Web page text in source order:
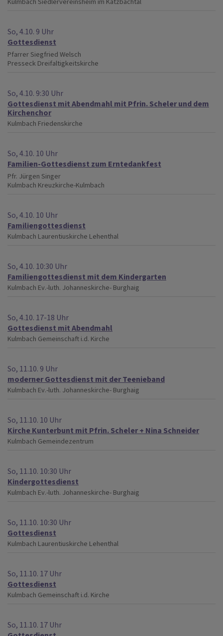
So, 4.10. 9 Uhr
Gottesdienst
Pfarrer Siegfried Welsch
Presseck Dreifaltigkeitskirche
So, 4.10. 9:30 Uhr
Gottesdienst mit Abendmahl mit Pfrin. Scheler und dem
Kirchenchor
Kulmbach Friedenskirche
So, 4.10. 10 Uhr
Familien-Gottesdienst zum Erntedankfest
Pfr. Jürgen Singer
Kulmbach Kreuzkirche-Kulmbach
So, 4.10. 10 Uhr
Familiengottesdienst
Kulmbach Laurentiuskirche Lehenthal
So, 4.10. 10:30 Uhr
Familiengottesdienst mit dem Kindergarten
Kulmbach Ev.-luth. Johanneskirche- Burghaig
So, 4.10. 17-18 Uhr
Gottesdienst mit Abendmahl
Kulmbach Gemeinschaft i.d. Kirche
So, 11.10. 9 Uhr
moderner Gottesdienst mit der Teenieband
Kulmbach Ev.-luth. Johanneskirche- Burghaig
So, 11.10. 10 Uhr
Kirche Kunterbunt mit Pfrin. Scheler + Nina Schneider
Kulmbach Gemeindezentrum
So, 11.10. 10:30 Uhr
Kindergottesdienst
Kulmbach Ev.-luth. Johanneskirche- Burghaig
So, 11.10. 10:30 Uhr
Gottesdienst
Kulmbach Laurentiuskirche Lehenthal
So, 11.10. 17 Uhr
Gottesdienst
Kulmbach Gemeinschaft i.d. Kirche
So, 11.10. 17 Uhr